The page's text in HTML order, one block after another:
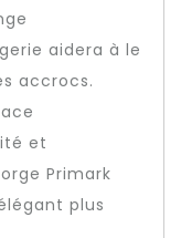
aidera à le
accrocs.
et
Primark
plus